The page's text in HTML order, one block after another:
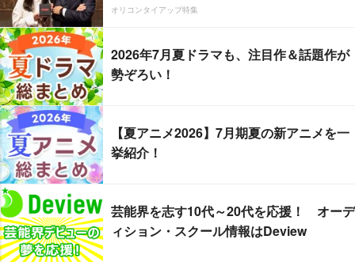
オリコンタイアップ特集
2026年7月夏ドラマも、注目作＆話題作が
勢ぞろい！
【夏アニメ2026】7月期夏の新アニメを一
挙紹介！
芸能界を志す10代～20代を応援！ オーデ
ィション・スクール情報はDeview